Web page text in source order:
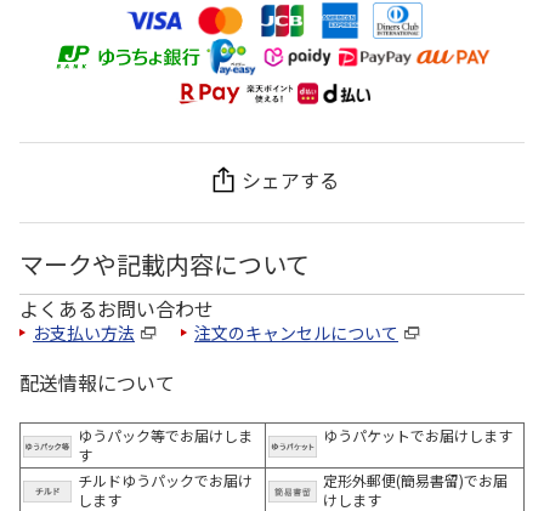
シェアする
マークや記載内容について
よくあるお問い合わせ
お支払い方法 注文のキャンセルについて
配送情報について
ゆうパック等でお届けしま
す
ゆうパケットでお届けします
チルドゆうパックでお届け
します
定形外郵便(簡易書留)でお届
けします